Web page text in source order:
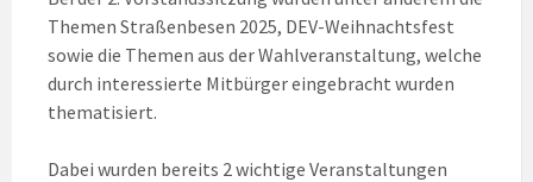
Themen Straßenbesen 2025, DEV-Weihnachtsfest
sowie die Themen aus der Wahlveranstaltung, welche
durch interessierte Mitbürger eingebracht wurden
thematisiert.
Dabei wurden bereits 2 wichtige Veranstaltungen